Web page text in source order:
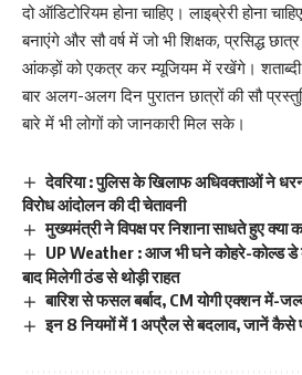
दो ऑडिटोरियम होना चाहिए। लाइब्रेरी होना
बनाएंगे और सौ वर्ष में जो भी शिक्षक, प्रसिद्ध
आंकड़ों को एकत्र कर म्यूजियम में रखेंगे। शताब्दी
बार अलग-अलग दिन पुरातन छात्रों की सौ
बारे में भी लोगों को जानकारी मिल सके।
देवरिया : पुलिस के खिलाफ अधिवक्ताओं ने
विरोध आंदोलन की दी चेतावनी
मुख्यमंत्री ने विपक्ष पर निशाना साधते हुए क्या
UP Weather : आज भी घने कोहरे-कोल्ड डे
बाद मिलेगी ठंड से थोड़ी राहत
बारिश से फसल बर्बाद, CM योगी एक्शन में-
इन 8 नियमों में 1 अप्रैल से बदलाव, जानें कैसे